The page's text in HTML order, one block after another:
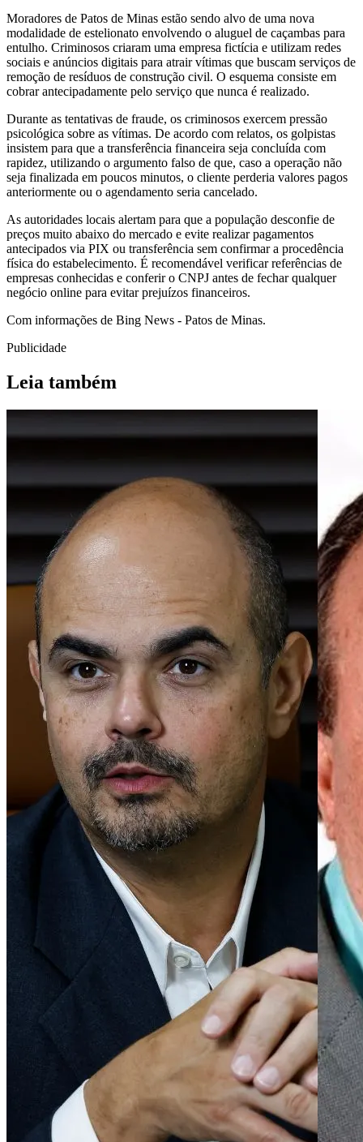
Moradores de Patos de Minas estão sendo alvo de uma nova
modalidade de estelionato envolvendo o aluguel de caçambas para
entulho. Criminosos criaram uma empresa fictícia e utilizam redes
sociais e anúncios digitais para atrair vítimas que buscam serviços de
remoção de resíduos de construção civil. O esquema consiste em
cobrar antecipadamente pelo serviço que nunca é realizado.
Durante as tentativas de fraude, os criminosos exercem pressão
psicológica sobre as vítimas. De acordo com relatos, os golpistas
insistem para que a transferência financeira seja concluída com
rapidez, utilizando o argumento falso de que, caso a operação não
seja finalizada em poucos minutos, o cliente perderia valores pagos
anteriormente ou o agendamento seria cancelado.
As autoridades locais alertam para que a população desconfie de
preços muito abaixo do mercado e evite realizar pagamentos
antecipados via PIX ou transferência sem confirmar a procedência
física do estabelecimento. É recomendável verificar referências de
empresas conhecidas e conferir o CNPJ antes de fechar qualquer
negócio online para evitar prejuízos financeiros.
Com informações de Bing News - Patos de Minas.
Publicidade
Leia também